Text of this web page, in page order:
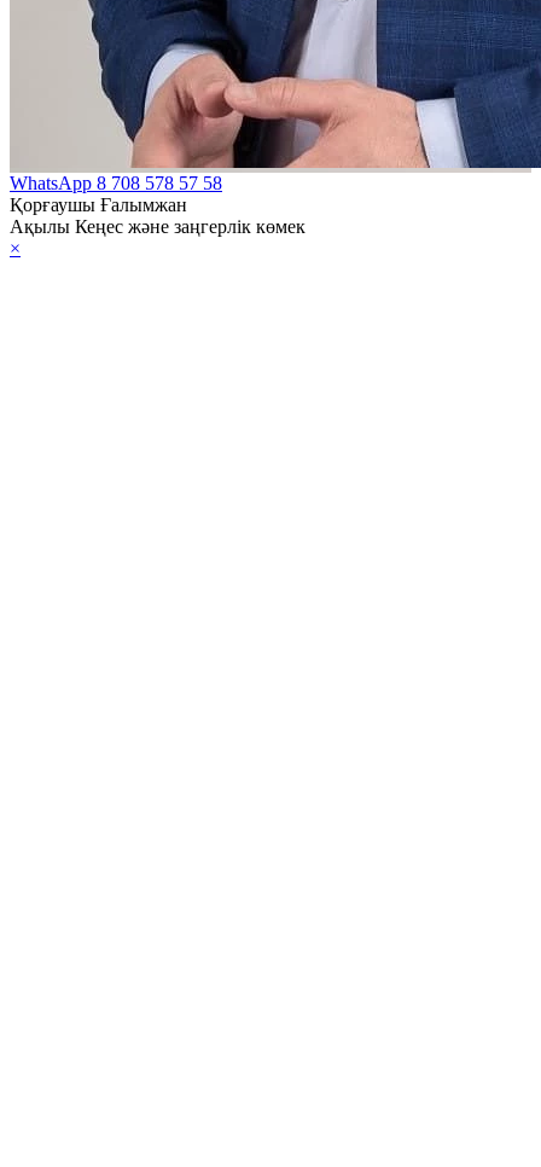
WhatsApp 8 708 578 57 58
Қорғаушы Ғалымжан
Ақылы Кеңес және заңгерлік көмек
×